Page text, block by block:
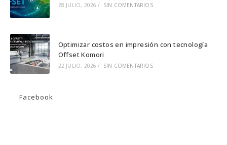
28 JULIO, 2026 / SIN COMENTARIOS
Optimizar costos en impresión con tecnología
Offset Komori
22 JULIO, 2026 / SIN COMENTARIOS
Facebook